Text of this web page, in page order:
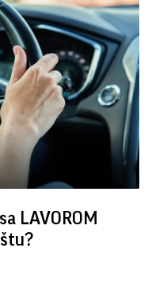
LAVOROM